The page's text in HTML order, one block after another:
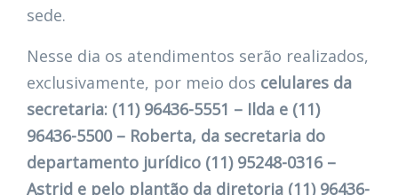
sede.
Nesse dia os atendimentos serão realizados,
exclusivamente, por meio dos celulares da
secretaria: (11) 96436-5551 – Ilda e (11)
96436-5500 – Roberta, da secretaria do
departamento jurídico (11) 95248-0316 –
Astrid e pelo plantão da diretoria (11) 96436-